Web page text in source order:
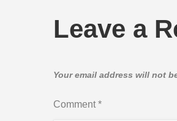
Leave a
Your email address will not
Comment *